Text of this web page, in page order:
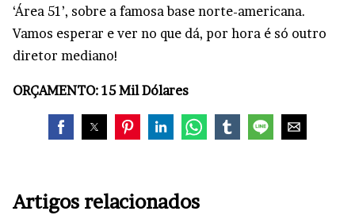
‘Área 51’, sobre a famosa base norte-americana.
Vamos esperar e ver no que dá, por hora é só outro
diretor mediano!
ORÇAMENTO: 15 Mil Dólares
Artigos relacionados